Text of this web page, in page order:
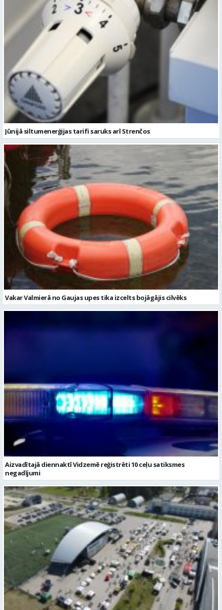
Jūnijā siltumenerģijas tarifi saruks arī Strenčos
Vakar Valmierā no Gaujas upes tika izcelts bojāgājis cilvēks
Aizvadītajā diennaktī Vidzemē reģistrēti 10 ceļu satiksmes
negadījumi